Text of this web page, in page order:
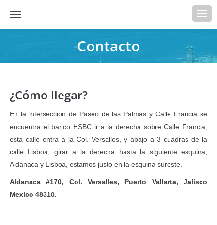
Contacto
Estás aquí:
¿Cómo llegar?
En la intersección de Paseo de las Palmas y Calle Francia se
encuentra el banco HSBC ir a la derecha sobre Calle Francia,
esta calle entra a la Col. Versalles, y abajo a 3 cuadras de la
calle Lisboa, girar a la derecha hasta la siguiente esquina,
Aldanaca y Lisboa, estamos justo en la esquina sureste.
Aldanaca #170, Col. Versalles, Puerto Vallarta, Jalisco
Mexico 48310.